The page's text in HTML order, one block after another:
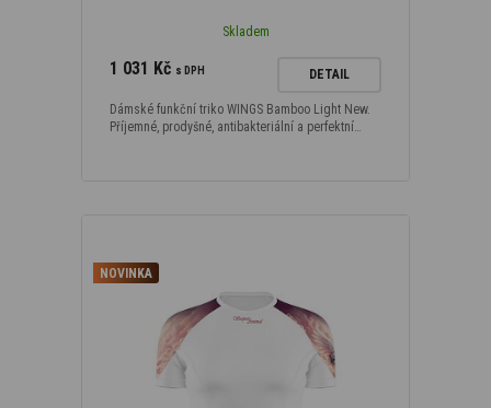
Skladem
1 031 Kč s DPH DETAIL
Dámské funkční triko WINGS Bamboo Light New.
Příjemné, prodyšné, antibakteriální a perfektní…
NOVINKA